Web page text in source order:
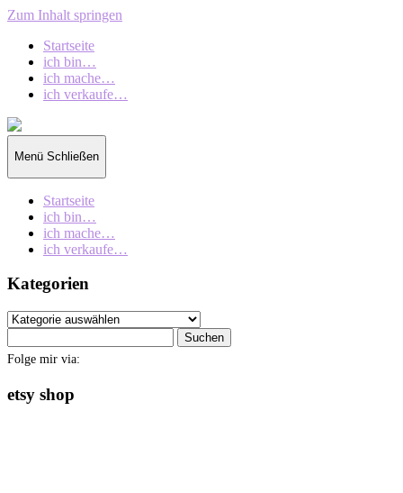
Zum Inhalt springen
Startseite
ich bin…
ich mache…
ich verkaufe…
collection
oberschin
Menü Schließen
Startseite
ich bin…
ich mache…
ich verkaufe…
Kategorien
Kategorien
nach:
Folge mir via:
etsy shop